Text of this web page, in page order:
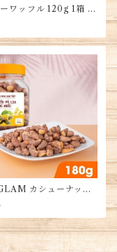
ワッフル 120g 1箱 ハ
・Mango Wafers
カシューナッツ
HỒNG LAM Hạt Đi
Sấy 180G